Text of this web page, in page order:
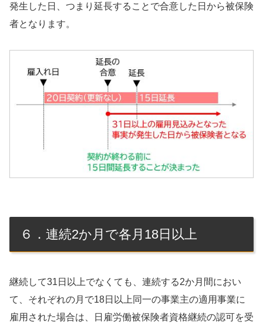
発生した日、つまり延長することで合意した日から被保険
者となります。
６．連続2か月で各月18日以上
継続して31日以上でなくても、連続する2か月間におい
て、それぞれの月で18日以上同一の事業主の適用事業に
雇用された場合は、日雇労働被保険者資格継続の認可を受